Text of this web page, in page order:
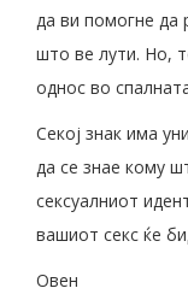
да ви помогне да
што ве лути. Но,
однос во
Секој знак има
да се знае кому
сексуалниот
вашиот секс ќе
Овен